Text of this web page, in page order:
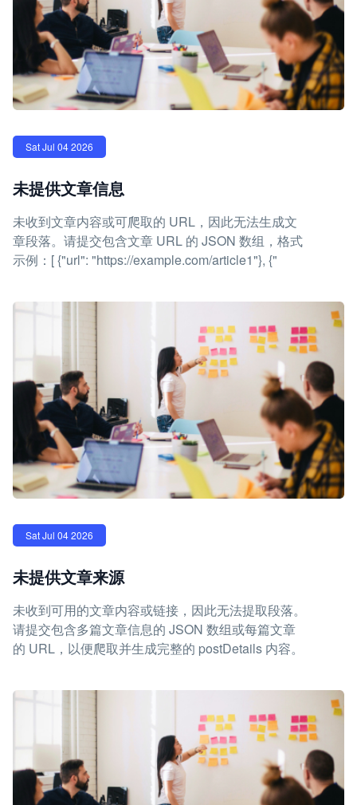
Sat Jul 04 2026
未提供文章信息
未收到文章内容或可爬取的 URL，因此无法生成文
章段落。请提交包含文章 URL 的 JSON 数组，格式
示例：[ {"url": "https://example.com/article1"}, {"
Sat Jul 04 2026
未提供文章来源
未收到可用的文章内容或链接，因此无法提取段落。
请提交包含多篇文章信息的 JSON 数组或每篇文章
的 URL，以便爬取并生成完整的 postDetails 内容。